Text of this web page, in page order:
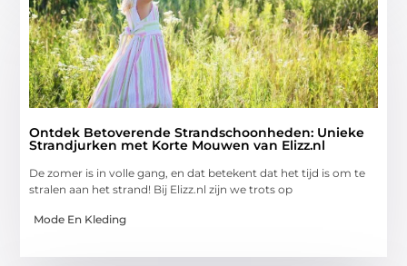
Ontdek Betoverende Strandschoonheden: Unieke
Strandjurken met Korte Mouwen van Elizz.nl
De zomer is in volle gang, en dat betekent dat het tijd is om te
stralen aan het strand! Bij Elizz.nl zijn we trots op
Mode En Kleding